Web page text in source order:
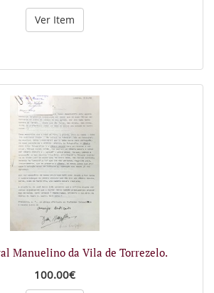
Ver Item
Manuelino da Vila de Torrezelo.
100.00€